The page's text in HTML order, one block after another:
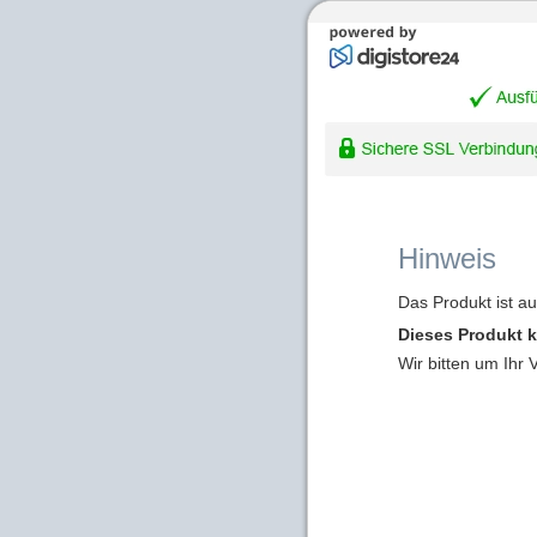
Hinweis
Das Produkt ist
Dieses Produkt
Wir bitten um Ihr